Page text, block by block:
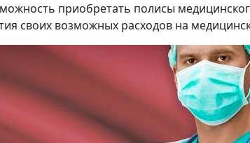
приобретать полисы
своих возможных расходов на